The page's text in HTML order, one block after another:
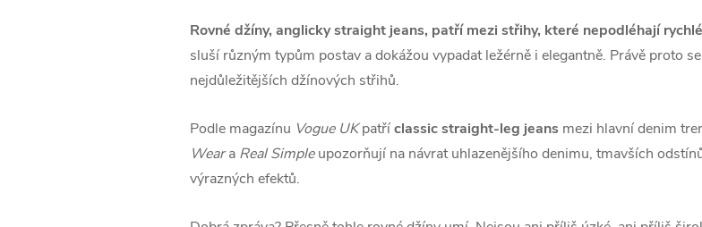
Rovné džíny, anglicky straight jeans, patří mezi střihy, které nepodléhají
sluší různým typům postav a dokážou vypadat ležérně i elegantně. Právě proto
nejdůležitějších džínových střihů.
Podle magazínu Vogue UKpatříclassic straight-leg jeans mezi hlavní denim
Weara Real Simpleupozorňují na návrat uhlazenějšího denimu, tmavších
výrazných efektů.